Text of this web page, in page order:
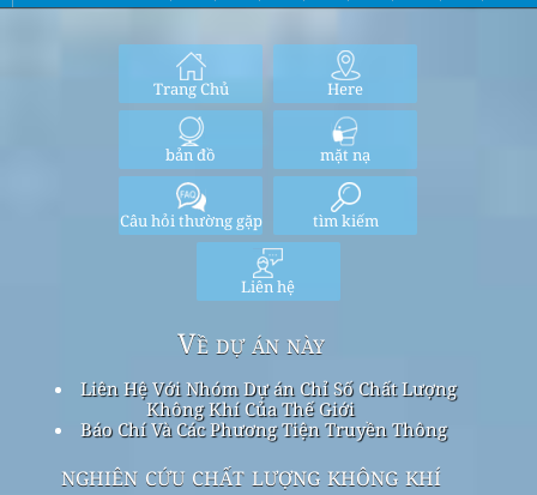
Trang Chủ Here
bản đồ mặt nạ
Câu hỏi thường gặp tìm kiếm
Liên hệ
Về dự án này
Liên Hệ Với Nhóm Dự án Chỉ Số Chất Lượng
Không Khí Của Thế Giới
Báo Chí Và Các Phương Tiện Truyền Thông
nghiên cứu chất lượng không khí